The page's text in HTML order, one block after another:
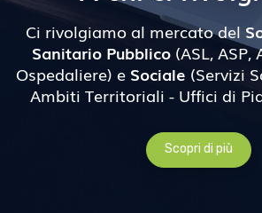
Ci rivolgiamo al mercato del
Sanitario Pubblico (ASL, ASP,
Ospedaliere) e Sociale (Servizi
Ambiti Territoriali - Uffici di
Scopri di più